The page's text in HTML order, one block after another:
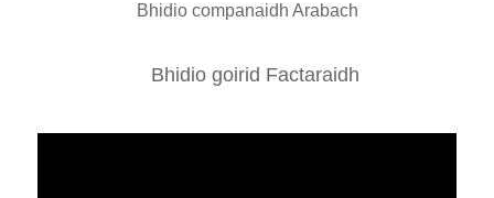
Bhidio companaidh Arabach
Bhidio goirid Factaraidh